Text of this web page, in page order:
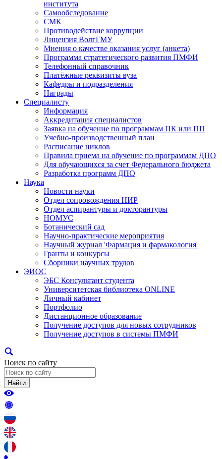
института
Самообследование
СМК
Противодействие коррупции
Лицензия ВолгГМУ
Мнения о качестве оказания услуг (анкета)
Программа стратегического развития ПМФИ
Телефонный справочник
Платёжные реквизиты вуза
Кафедры и подразделения
Награды
Специалисту
Информация
Аккредитация специалистов
Заявка на обучение по программам ПК или ПП
Учебно-производственный план
Расписание циклов
Правила приема на обучение по программам ДПО
Для обучающихся за счет Федерального бюджета
Разработка программ ДПО
Наука
Новости науки
Отдел сопровождения НИР
Отдел аспирантуры и докторантуры
НОМУС
Ботанический сад
Научно-практические мероприятия
Научный журнал 'Фармация и фармакология'
Гранты и конкурсы
Сборники научных трудов
ЭИОС
ЭБС Консультант студента
Университетская библиотека ONLINE
Личный кабинет
Портфолио
Дистанционное образование
Получение доступов для новых сотрудников
Получение доступов в системы ПМФИ
Поиск по сайту
Найти